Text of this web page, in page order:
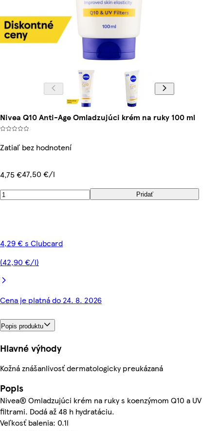
Nivea Q10 Anti-Age Omladzujúci krém na ruky 100 ml
Zatiaľ bez hodnotení
4,75 €47,50 €/l
Pridať
4,29 € s Clubcard
(42,90 €/l)
Cena je platná do 24. 8. 2026
Popis produktu
Hlavné výhody
Kožná znášanlivosť dermatologicky preukázaná
Popis
Nivea® Omladzujúci krém na ruky s koenzýmom Q10 a UV
filtrami. Dodá až 48 h hydratáciu.
Veľkosť balenia: 0.1l